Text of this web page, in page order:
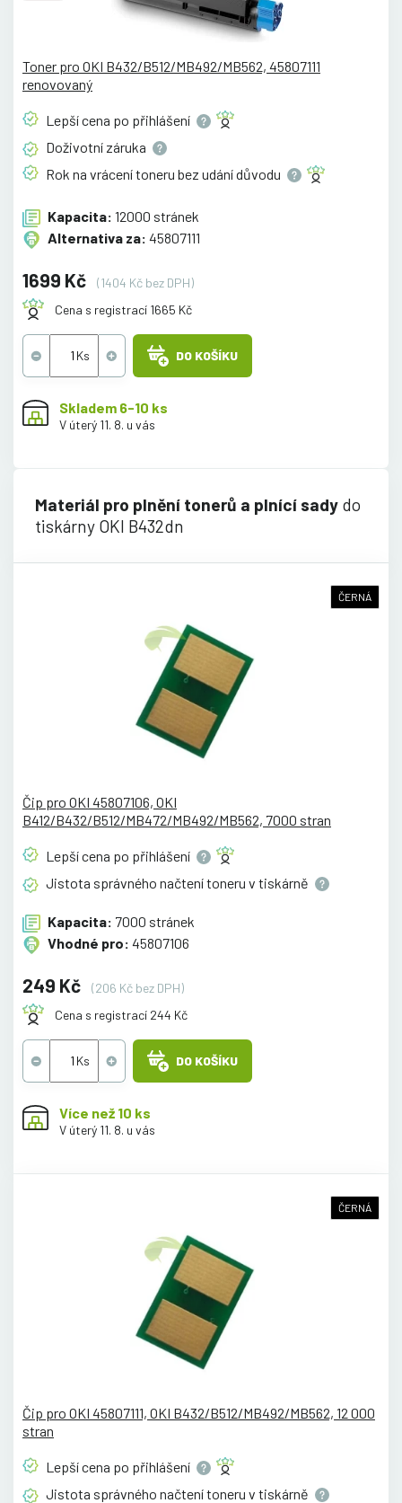
Toner pro OKI B432/B512/MB492/MB562, 45807111
renovovaný
Lepší cena po přihlášení
Doživotní záruka
Rok na vrácení toneru bez udánídůvodu
Kapacita: 12000 stránek
Alternativa za: 45807111
1699 Kč
(1404 Kč bez DPH)
Cena s registrací 1665 Kč
DO KOŠÍKU
Skladem 6-10 ks
V úterý 11. 8. u vás
Materiál pro plnění tonerů a plnící sady do
tiskárny OKI B432dn
ČERNÁ
Čip pro OKI 45807106, OKI
B412/B432/B512/MB472/MB492/MB562, 7000 stran
Lepší cena po přihlášení
Jistota správného načtení toneru v tiskárně
Kapacita: 7000 stránek
Vhodné pro: 45807106
249 Kč
(206 Kč bez DPH)
Cena s registrací 244 Kč
DO KOŠÍKU
Více než 10 ks
V úterý 11. 8. u vás
ČERNÁ
Čip pro OKI 45807111, OKI B432/B512/MB492/MB562, 12 000
stran
Lepší cena po přihlášení
Jistota správného načtení toneru v tiskárně